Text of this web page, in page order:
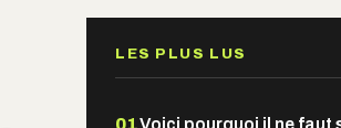
LES PLUS LUS
01Voici pourquoi il ne faut